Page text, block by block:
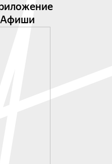
Афиши